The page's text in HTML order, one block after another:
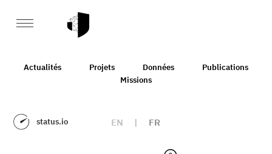
Actualités Projets Données
Publications
Missions
status.io EN | FR